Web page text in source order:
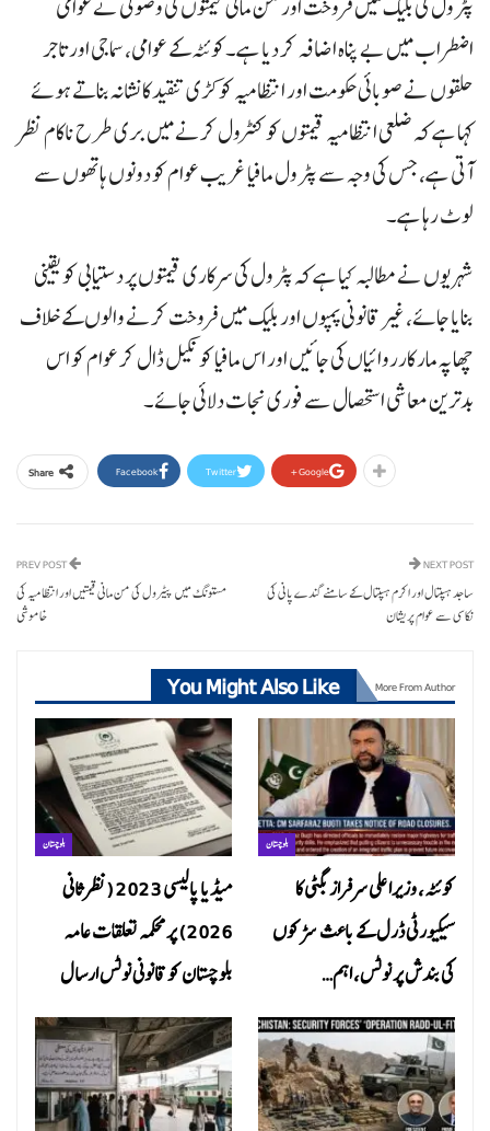
اضطراب میں بے پناہ اضافہ کر دیا ہے۔کوئٹہ کے عوامی، سماجی اور تاجر
حلقوں نے صوبائی حکومت اور انتظامیہ کو کڑی تنقید کا نشانہ بناتے ہوئے
کہا ہے کہ ضلعی انتظامیہ قیمتوں کو کنٹرول کرنے میں بری طرح ناکام نظر
آتی ہے، جس کی وجہ سے پٹرول مافیا غریب عوام کو دونوں ہاتھوں سے
لوٹ رہا ہے۔
شہریوں نے مطالبہ کیا ہے کہ پٹرول کی سرکاری قیمتوں پر دستیابی کو یقینی
بنایا جائے، غیر قانونی پمپوں اور بلیک میں فروخت کرنے والوں کے خلاف
چھاپہ مار کارروائیاں کی جائیں اور اس مافیا کو نکیل ڈال کر عوام کو اس
بدترین معاشی استحصال سے فوری نجات دلائی جائے۔
Share Facebook Twitter Google+
مستونگ میں پیٹرول کی من مانی قیمتیں اور انتظامیہ کی
خاموشی
NEXT POST
ساجد ہسپتال اور اکرم ہسپتال کے سامنے گندے پانی کی
نکاسی سے عوام پریشان
You Might Also Like More From Author
بلوچستان
میڈیا پالیسی 2023 (نظرثانی
2026) پر محکمہ تعلقات عامہ
بلوچستان کو قانونی نوٹس ارسال
بلوچستان
کوئٹہ، وزیراعلی سرفراز بگٹی کا
سیکیورٹی ڈرل کے باعث سڑکوں
کی بندش پر نوٹس، اہم…